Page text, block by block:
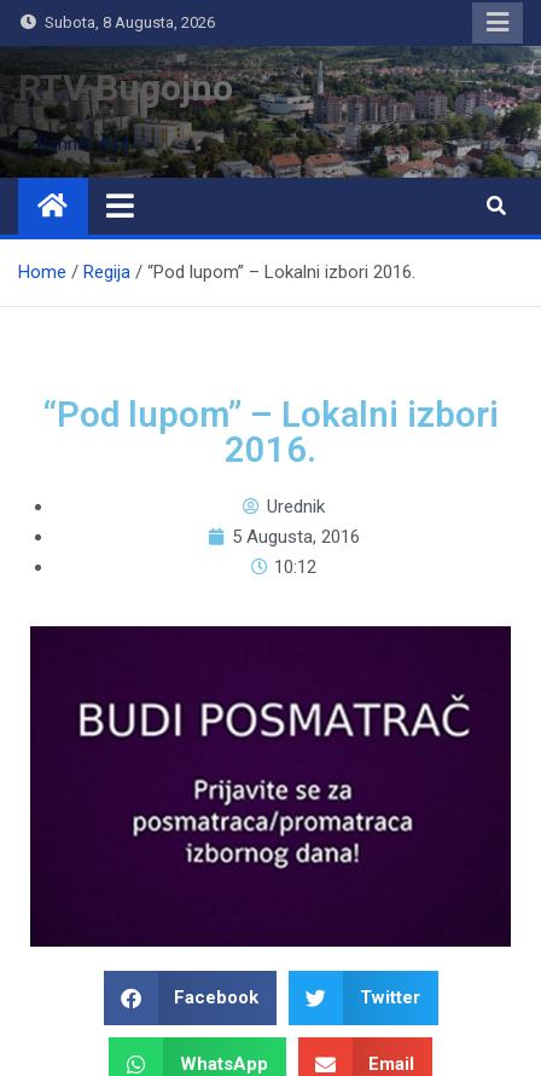
Subota, 8 Augusta, 2026
RTV Bugojno
Home Regija “Pod lupom” – Lokalni izbori 2016.
“Pod lupom” – Lokalni izbori
2016.
Urednik
5 Augusta, 2016
10:12
Facebook Twitter
WhatsApp Email